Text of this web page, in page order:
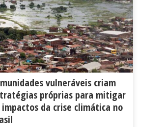
vulneráveis criam
próprias para mitigar
impactos da crise climática no